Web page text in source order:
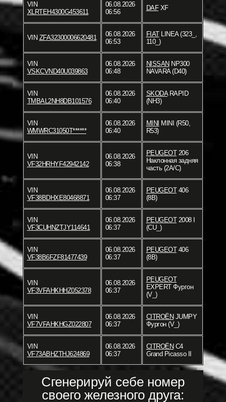
VIN
XLRTEH4300G453611
06.08.2026
06:56
DAFXF
VIN ZFA32300006620481
06.08.2026
06:53
FIATLINEA (323_,
110_)
VIN
VSKCVND40U039863
06.08.2026
06:48
NISSAN NP300
NAVARA (D40)
VIN
TMBAL2NH8DB101576
06.08.2026
06:40
SKODARAPID
(NH3)
VIN
WMWRC31050T******
06.08.2026
06:40
MINI MINI (R50,
R53)
VIN
VF32HRHYF42942142
06.08.2026
06:38
PEUGEOT206
Наклонная задняя
часть (2A/C)
VIN
VF38BDHXE80468871
06.08.2026
06:37
PEUGEOT406
(8B)
VIN
VF3CUHNZTJY114641
06.08.2026
06:37
PEUGEOT2008 I
(CU_)
VIN
VF38B6FZF81477439
06.08.2026
06:37
PEUGEOT406
(8B)
VIN
VF3VFAHKHHZ052378
06.08.2026
06:37
PEUGEOT
EXPERT Фургон
(V_)
VIN
VF7VFAHKHGZ022807
06.08.2026
06:37
CITROËN JUMPY
Фургон (V_)
VIN
VF73ABHZTHJ624869
06.08.2026
06:37
CITROËN C4
Grand Picasso II
Сгенерируй себе номер
своего железного друга: